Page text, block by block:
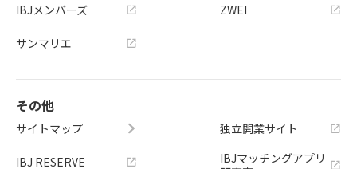
IBJメンバーズ
サンマリエ
ZWEI
その他
サイトマップ
IBJ RESERVE
独立開業サイト
IBJマッチングアプリ